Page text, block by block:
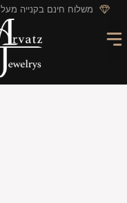
לתוכן משלוח חינם בקנייה מעל 350 ₪